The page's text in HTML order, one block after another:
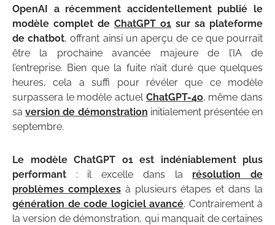
OpenAI a récemment accidentellement publié le
modèle complet de ChatGPT o1 sur sa plateforme
de chatbot, offrant ainsi un aperçu de ce que pourrait
être la prochaine avancée majeure de l’IA de
l’entreprise. Bien que la fuite n’ait duré que quelques
heures, cela a suffi pour révéler que ce modèle
surpassera le modèle actuel ChatGPT-4o, même dans
saversion de démonstration initialement présentée en
septembre.
Le modèle ChatGPT o1 est indéniablement plus
performant : il excelle dans la résolution de
problèmes complexesà plusieurs étapes et dans la
génération de code logiciel avancé. Contrairement à
la version de démonstration, qui manquait de certaines